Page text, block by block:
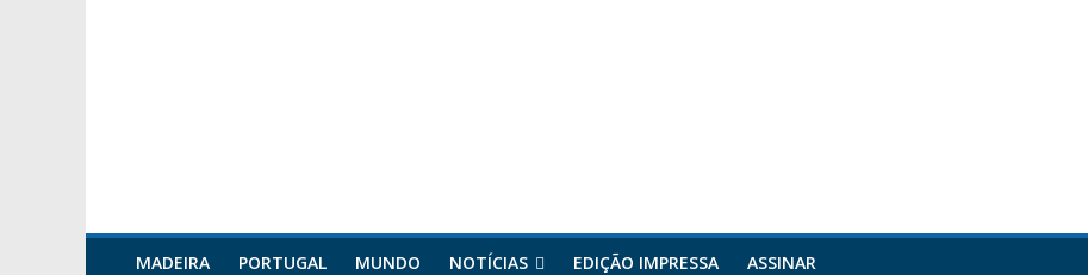
MADEIRA PORTUGAL MUNDO NOTÍCIAS EDIÇÃO IMPRESSA ASSINAR